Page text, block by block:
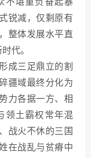
不堪重负奋起暴
锐减，仅剩原有
整体发展水平直
代。
成三足鼎立的割
疆域最终分化为
力各据一方、相
领土霸权常年混
战火不休的三国
在战乱与贫瘠中